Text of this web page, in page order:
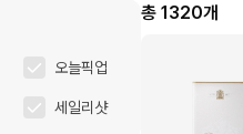
오늘픽업
세일리샷
총 1320개